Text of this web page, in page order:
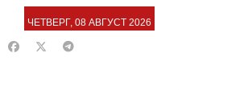
ЧЕТВЕРГ, 08 АВГУСТ 2026